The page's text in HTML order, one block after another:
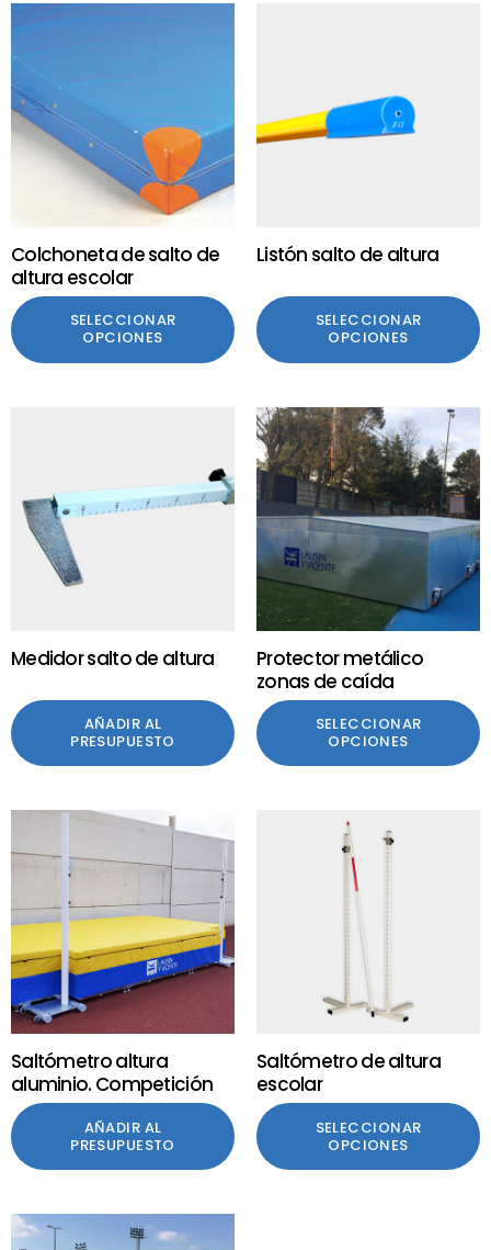
Colchoneta de salto de
altura escolar
SELECCIONAR
OPCIONES
Listón salto de altura
SELECCIONAR
OPCIONES
Medidor salto de altura
AÑADIR AL
PRESUPUESTO
Protector metálico
zonas de caída
SELECCIONAR
OPCIONES
Saltómetro altura
aluminio. Competición
AÑADIR AL
PRESUPUESTO
Saltómetro de altura
escolar
SELECCIONAR
OPCIONES